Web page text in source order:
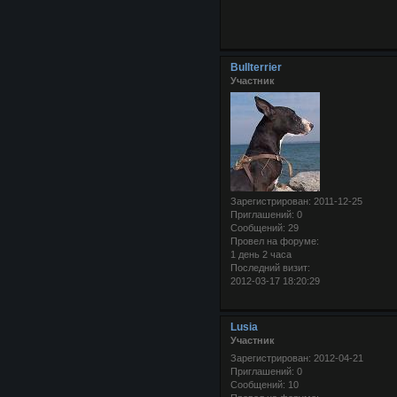
Bullterrier
Участник
Зарегистрирован: 2011-12-25
Приглашений: 0
Сообщений: 29
Провел на форуме:
1 день 2 часа
Последний визит:
2012-03-17 18:20:29
Lusia
Участник
Зарегистрирован: 2012-04-21
Приглашений: 0
Сообщений: 10